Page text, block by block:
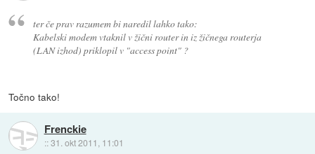
ter če prav razumem bi naredil lahko tako:
Kabelski modem vtaknil v žični router in iz žičnega routerja
(LAN izhod) priklopil v "access point" ?
Točno tako!
Frenckie
::31. okt 2011, 11:01